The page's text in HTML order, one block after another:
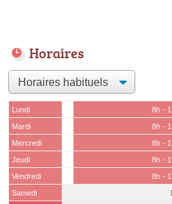
Horaires
Lundi
8h -
Mardi
8h -
Mercredi
8h -
Jeudi
8h -
Vendredi
8h -
Samedi